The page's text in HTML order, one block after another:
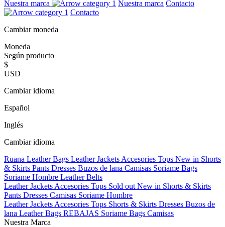
Nuestra marca
Nuestra marca Contacto
Contacto
Cambiar moneda
Moneda
Según producto
$
USD
Cambiar idioma
Español
Inglés
Cambiar idioma
Ruana Leather Bags Leather Jackets Accesories Tops New in Shorts
& Skirts Pants Dresses Buzos de lana Camisas Soriame Bags
Soriame Hombre Leather Belts
Leather Jackets Accesories Tops Sold out New in Shorts & Skirts
Pants Dresses Camisas Soriame Hombre
Leather Jackets Accesories Tops Shorts & Skirts Dresses Buzos de
lana Leather Bags REBAJAS Soriame Bags Camisas
Nuestra Marca